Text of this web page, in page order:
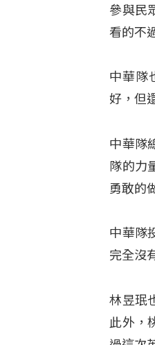
參與民
看的不
中華隊
好，但
中華隊
隊的力
勇敢的
中華隊
完全沒
林昱珉
此外，